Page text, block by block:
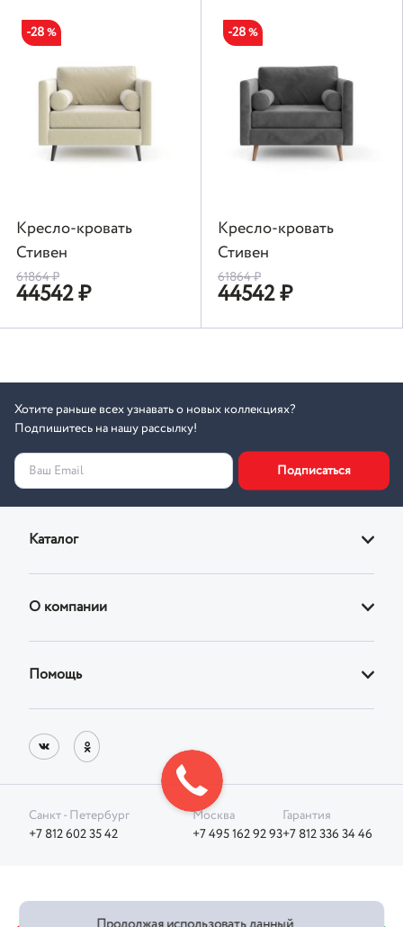
-28%
Кресло-кровать
Стивен
61864₽
44542₽
-28%
Кресло-кровать
Стивен
61864₽
44542₽
Хотите раньше всех узнавать о новых коллекциях?
Подпишитесь на нашу рассылку!
Ваш Email Подписаться
Каталог
Кресла
Стулья
Корпусная
О компании
Реквизиты
Блог
Фотографии клиентов
Помощь
Оплата
Санкт - Петербург
+7 812 602 35 42
Москва
+7 495 162 92 93
Гарантия
+7 812 336 34 46